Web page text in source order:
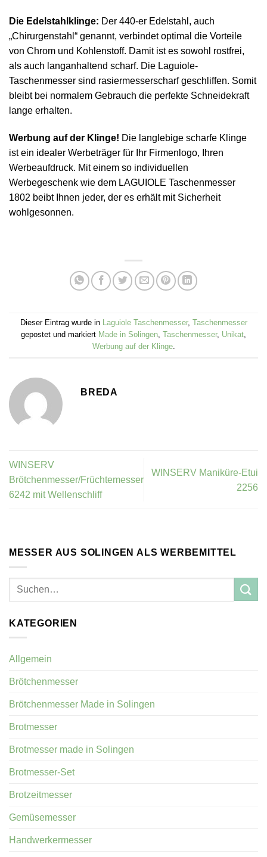
Die Edelstahlklinge: Der 440-er Edelstahl, auch
„Chirurgenstahl“ genannt, verbindet optimal die Vorteile
von Chrom und Kohlenstoff. Damit ist es sowohl rostfrei,
als auch langanhaltend scharf. Die Laguiole-
Taschenmesser sind rasiermesserscharf geschliffen. Somit
bleibt bei normalem Gebrauch die perfekte Schneidekraft
lange erhalten.
Werbung auf der Klinge! Die langlebige scharfe Klinge
ist ein idealer Werbeträger für Ihr Firmenlogo, Ihren
Werbeaufdruck. Mit einem so individuellen
Werbegeschenk wie dem LAGUIOLE Taschenmesser
1802 beibt Ihnen jeder, der es erhält mit Sicherheit
wohlgesonnen.
Dieser Eintrag wurde in Laguiole Taschenmesser, Taschenmesser
gepostet und markiert Made in Solingen, Taschenmesser, Unikat,
Werbung auf der Klinge.
BREDA
WINSERV
Brötchenmesser/Früchtemesser
6242 mit Wellenschliff
WINSERV Maniküre-Etui
2256
MESSER AUS SOLINGEN ALS WERBEMITTEL
KATEGORIEN
Allgemein
Brötchenmesser
Brötchenmesser Made in Solingen
Brotmesser
Brotmesser made in Solingen
Brotmesser-Set
Brotzeitmesser
Gemüsemesser
Handwerkermesser